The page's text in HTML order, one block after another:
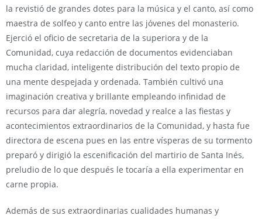
la revistió de grandes dotes para la música y el canto, así como
maestra de solfeo y canto entre las jóvenes del monasterio.
Ejerció el oficio de secretaria de la superiora y de la
Comunidad, cuya redacción de documentos evidenciaban
mucha claridad, inteligente distribución del texto propio de
una mente despejada y ordenada. También cultivó una
imaginación creativa y brillante empleando infinidad de
recursos para dar alegría, novedad y realce a las fiestas y
acontecimientos extraordinarios de la Comunidad, y hasta fue
directora de escena pues en las entre vísperas de su tormento
preparó y dirigió la escenificación del martirio de Santa Inés,
preludio de lo que después le tocaría a ella experimentar en
carne propia.
Además de sus extraordinarias cualidades humanas y